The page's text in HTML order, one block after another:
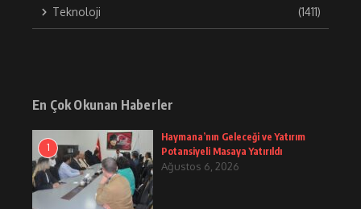
Teknoloji (1411)
En Çok Okunan Haberler
1
Haymana’nın Geleceği ve Yatırım
Potansiyeli Masaya Yatırıldı
Ağustos 6, 2026